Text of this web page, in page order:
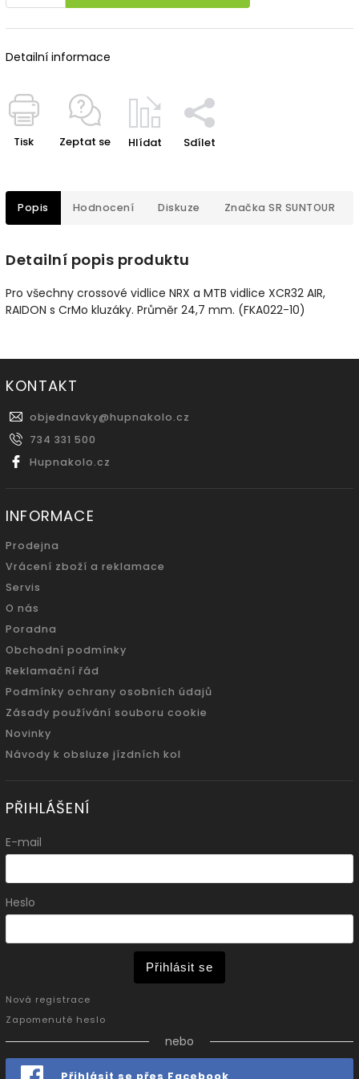
Detailní informace
Tisk Zeptat se Hlídat Sdílet
Popis Hodnocení Diskuze Značka SR SUNTOUR
Detailní popis produktu
Pro všechny crossové vidlice NRX a MTB vidlice XCR32 AIR,
RAIDON s CrMo kluzáky. Průměr 24,7 mm. (FKA022-10)
KONTAKT
objednavky@hupnakolo.cz
734 331 500
Hupnakolo.cz
INFORMACE
Prodejna
Vrácení zboží a reklamace
Servis
O nás
Poradna
Obchodní podmínky
Reklamační řád
Podmínky ochrany osobních údajů
Zásady používání souboru cookie
Novinky
Návody k obsluze jízdních kol
PŘIHLÁŠENÍ
E-mail
Heslo
Přihlásit se
Nová registrace
Zapomenuté heslo
nebo